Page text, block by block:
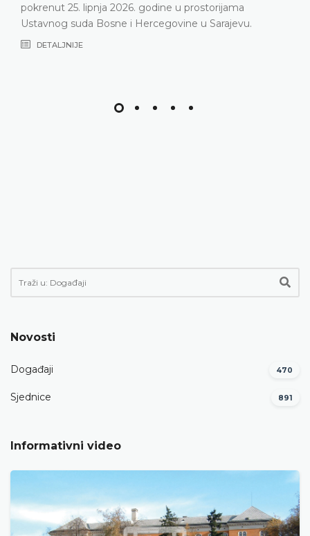
pokrenut 25. lipnja 2026. godine u prostorijama
Ustavnog suda Bosne i Hercegovine u Sarajevu.
DETALJNIJE
Novosti
Događaji 470
Sjednice 891
Informativni video